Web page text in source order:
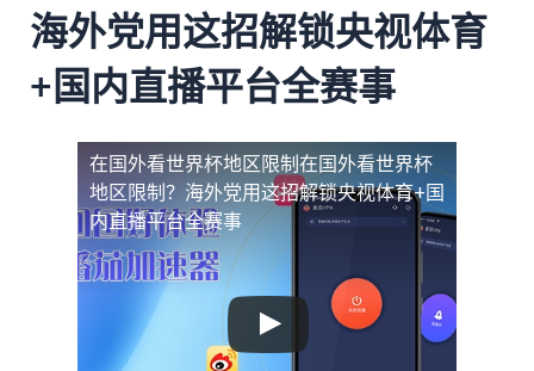
海外党用这招解锁央视体育
+国内直播平台全赛事
在国外看世界杯地区限制 在国外看世界杯
地区限制？海外党用这招解锁央视体育+国
内直播平台全赛事